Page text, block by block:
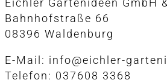
Eichler Gartenideen GmbH
Bahnhofstraße 66
08396 Waldenburg
E-Mail: info@eichler-
Telefon: 037608 3368